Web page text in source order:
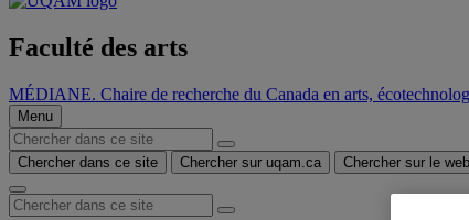
Faculté des arts
MÉDIANE. Chaire de recherche du Canada en arts,
Menu
Chercher dans ce site Chercher sur uqam.ca Chercher sur le web